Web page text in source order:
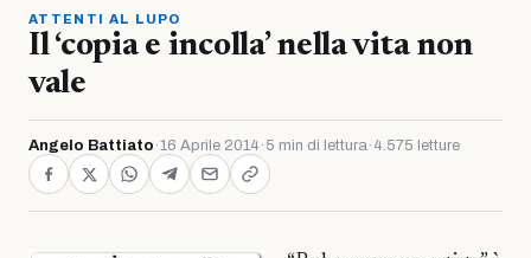
ATTENTI AL LUPO
Il ‘copia e incolla’ nella vita non
vale
Angelo Battiato ·16 Aprile 2014 · 5 min di lettura· 4.575 letture